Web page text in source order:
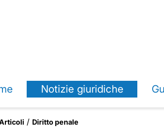
Notizie giuridiche
Diritto penale